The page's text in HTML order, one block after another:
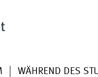
WÄHREND DES